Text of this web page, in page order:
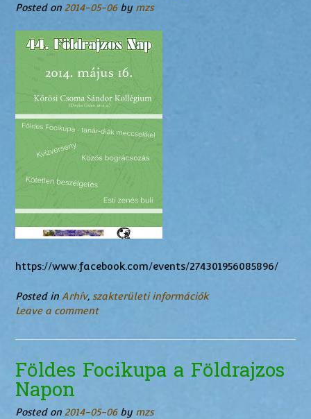
Posted on 2014-05-06by mzs
https://www.facebook.com/events/274301956085896/
Posted in Arhív, szakterületi információk
Leave a comment
Földes Focikupa a Földrajzos
Napon
Posted on 2014-05-06by mzs